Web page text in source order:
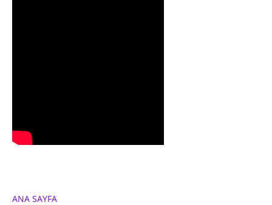
ANA SAYFA